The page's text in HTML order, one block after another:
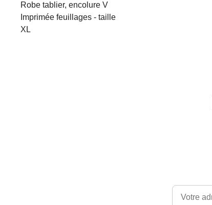
Robe tablier, encolure V
Imprimée feuillages - taille
XL